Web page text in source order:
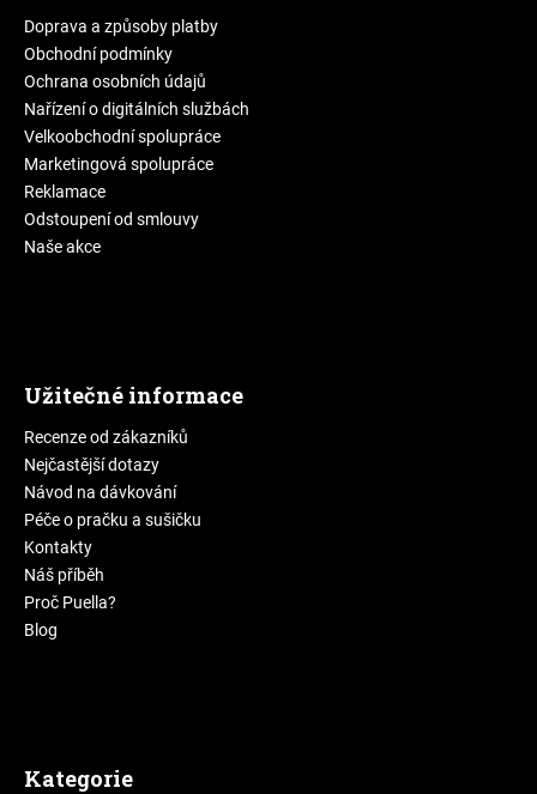
Doprava a způsoby platby
Obchodní podmínky
Ochrana osobních údajů
Nařízení o digitálních službách
Velkoobchodní spolupráce
Marketingová spolupráce
Reklamace
Odstoupení od smlouvy
Naše akce
Užitečné informace
Recenze od zákazníků
Nejčastější dotazy
Návod na dávkování
Péče o pračku a sušičku
Kontakty
Náš příběh
Proč Puella?
Blog
Kategorie